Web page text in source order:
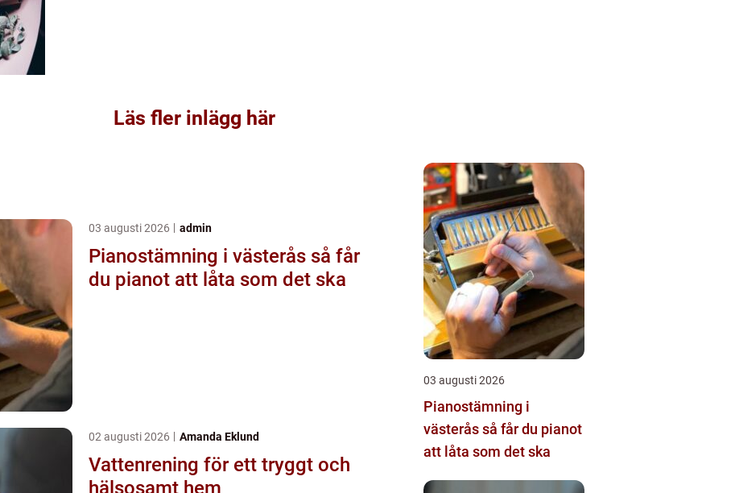
Läs fler inlägg här
03 augusti 2026 admin
Pianostämning i västerås så får
du pianot att låta som det ska
02 augusti 2026 Amanda Eklund
Vattenrening för ett tryggt och
hälsosamt hem
03 augusti 2026
Pianostämning i
västerås så får du pianot
att låta som det ska